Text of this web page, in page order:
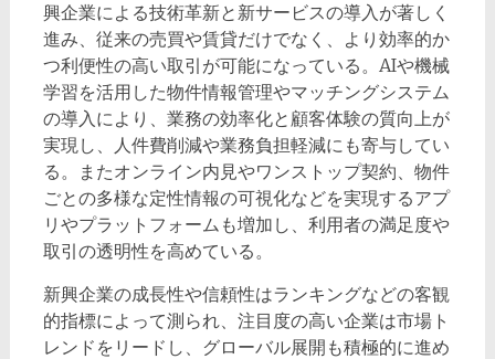
興企業による技術革新と新サービスの導入が著しく
進み、従来の売買や賃貸だけでなく、より効率的か
つ利便性の高い取引が可能になっている。AIや機械
学習を活用した物件情報管理やマッチングシステム
の導入により、業務の効率化と顧客体験の質向上が
実現し、人件費削減や業務負担軽減にも寄与してい
る。またオンライン内見やワンストップ契約、物件
ごとの多様な定性情報の可視化などを実現するアプ
リやプラットフォームも増加し、利用者の満足度や
取引の透明性を高めている。
新興企業の成長性や信頼性はランキングなどの客観
的指標によって測られ、注目度の高い企業は市場ト
レンドをリードし、グローバル展開も積極的に進め